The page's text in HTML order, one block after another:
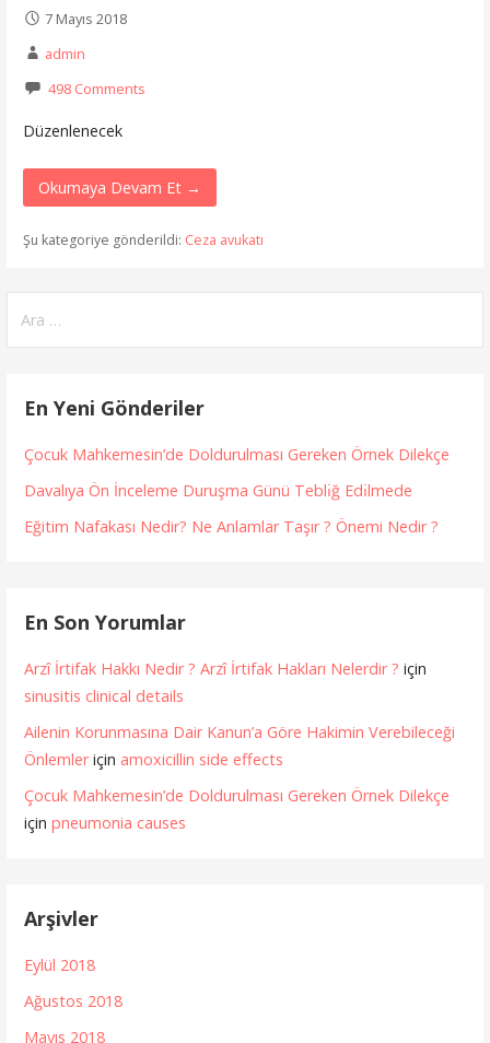
7 Mayıs 2018
admin
498 Comments
Düzenlenecek
Okumaya Devam Et →
Şu kategoriye gönderildi: Ceza avukatı
En Yeni Gönderiler
Çocuk Mahkemesin’de Doldurulması Gereken Örnek Dilekçe
Davalıya Ön İnceleme Duruşma Günü Teblı̇ğ Edı̇lmede
Eğitim Nafakası Nedir? Ne Anlamlar Taşır ? Önemi Nedir ?
En Son Yorumlar
Arzî İrtifak Hakkı Nedir ? Arzî İrtifak Hakları Nelerdir ? için
sinusitis clinical details
Ailenin Korunmasına Dair Kanun’a Göre Hakimin Verebileceği
Önlemleriçin amoxicillin side effects
Çocuk Mahkemesin’de Doldurulması Gereken Örnek Dilekçe
içinpneumonia causes
Arşivler
Eylül 2018
Ağustos 2018
Mayıs 2018